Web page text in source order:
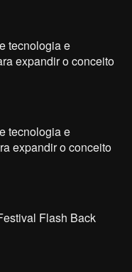
tecnologia e
expandir o conceito
tecnologia e
expandir o conceito
Flash Back